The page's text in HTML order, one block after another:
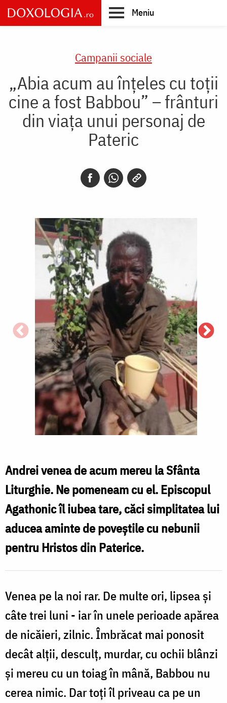
Skip
to
main
Meniu
Campanii sociale
„Abia acum au înțeles cu toții
cine a fost Babbou” – frânturi
din viața unui personaj de
Pateric
Andrei venea de acum mereu la Sfânta
Liturghie. Ne pomeneam cu el. Episcopul
Agathonic îl iubea tare, căci simplitatea lui
aducea aminte de poveștile cu nebunii
pentru Hristos din Paterice.
Venea pe la noi rar. De multe ori, lipsea și
câte trei luni - iar în unele perioade apărea
de nicăieri, zilnic. Îmbrăcat mai ponosit
decât alții, desculț, murdar, cu ochii blânzi
și mereu cu un toiag în mână, Babbou nu
cerea nimic. Dar toți îl priveau ca pe un